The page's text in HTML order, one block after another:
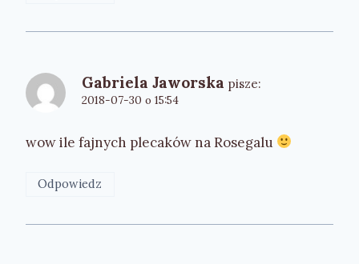
Gabriela Jaworska pisze:
2018-07-30 o 15:54
wow ile fajnych plecaków na Rosegalu
Odpowiedz